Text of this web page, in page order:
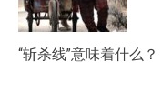
“斩杀线”意味着什么？